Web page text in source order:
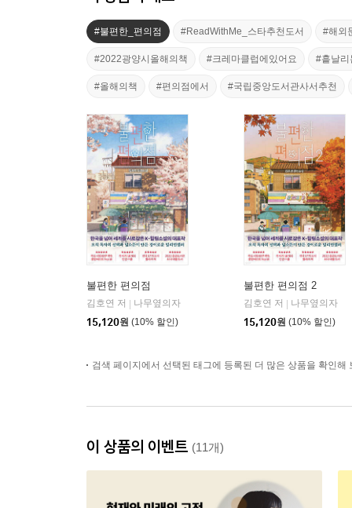
#불편한_편의점 #ReadWithMe_스타추천도서 #해외
#2022광양시올해의책 #크레마클럽에있어요 #흩날리
#올해의책 #편의점에서 #국립중앙도서관사서추천
불편한 편의점
김호연 저
나무옆의자
15,120원 (10% 할인)
불편한 편의점 2
김호연 저
나무옆의자
15,120원 (10% 할인)
검색 페이지에서 선택된 태그에 등록된 더 많은 상품을 확인해
이 상품의 이벤트 (11개)